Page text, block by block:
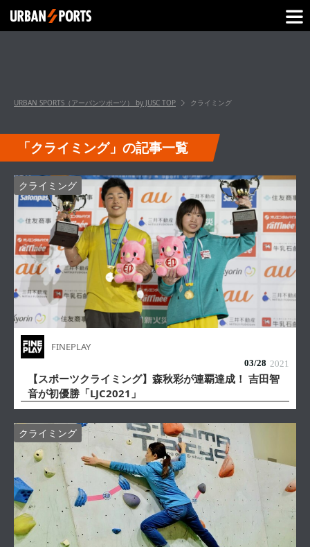
URBAN SPORTS（アーバンツポーツ） by JUSC TOP クライミング
「クライミング」の記事一覧
クライミング
FINEPLAY
03/28 2021
【スポーツクライミング】森秋彩が連覇達成！ 吉田智
音が初優勝「LJC2021」
クライミング